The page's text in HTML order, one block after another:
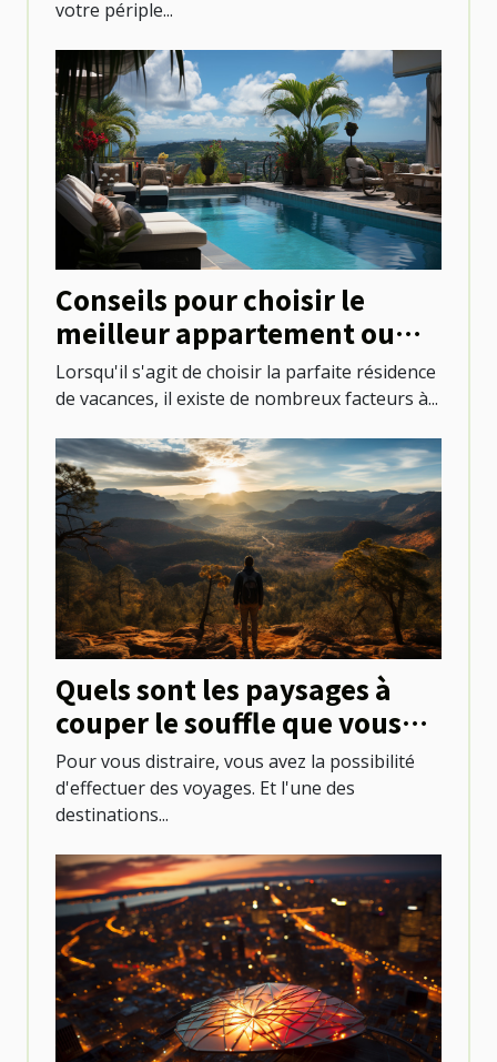
votre périple...
Conseils pour choisir le
meilleur appartement ou
villa avec piscine à Saint-
Martin
Lorsqu'il s'agit de choisir la parfaite résidence
de vacances, il existe de nombreux facteurs à...
Quels sont les paysages à
couper le souffle que vous
pouvez découvrir au
Mexique ?
Pour vous distraire, vous avez la possibilité
d'effectuer des voyages. Et l'une des
destinations...